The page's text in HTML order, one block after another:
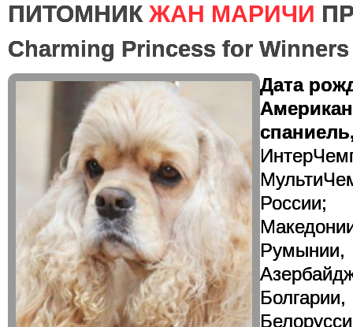
ПИТОМНИК ЖАН МАРИЧИ
Charming Princess for
Дата